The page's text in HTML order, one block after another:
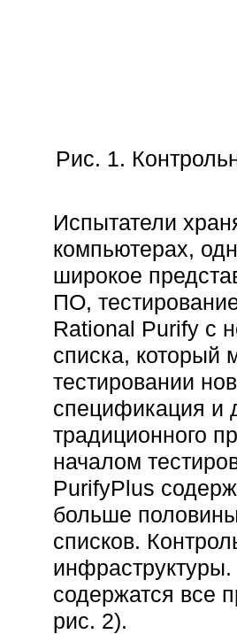
Рис. 1.
Испытатели
компьютерах,
широкое
ПО,
Rational Purify с
списка, который
тестировании
спецификация и
традиционного
началом
PurifyPlus
больше
списков.
содержатся все
рис. 2).